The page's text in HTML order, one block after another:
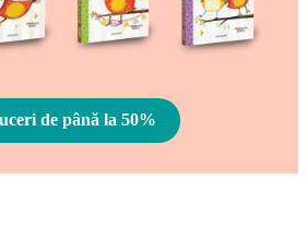
de până la 50%